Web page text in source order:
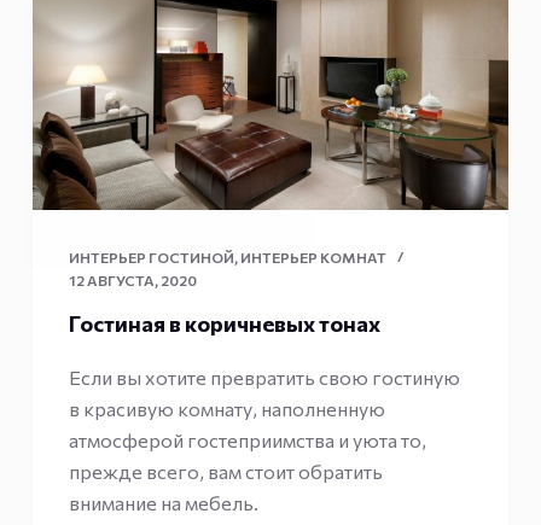
ИНТЕРЬЕР ГОСТИНОЙ, ИНТЕРЬЕР КОМНАТ
12 АВГУСТА, 2020
Гостиная в коричневых тонах
Если вы хотите превратить свою гостиную
в красивую комнату, наполненную
атмосферой гостеприимства и уюта то,
прежде всего, вам стоит обратить
внимание на мебель.